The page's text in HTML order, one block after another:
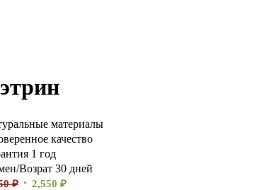
материалы
качество
1 год
Возрат 30 дней
₽ 2,550₽